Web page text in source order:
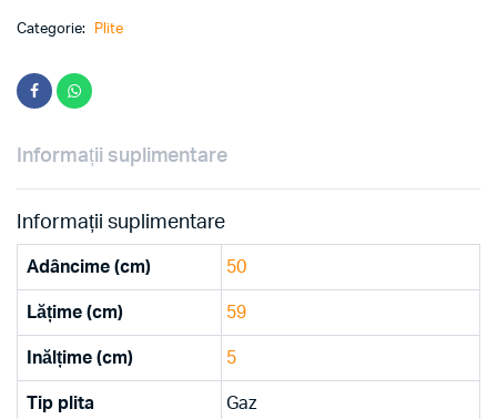
Categorie: Plite
Informații suplimentare
Informații suplimentare
Adâncime (cm) 50
Lățime (cm) 59
Inălțime (cm) 5
Tip plita Gaz